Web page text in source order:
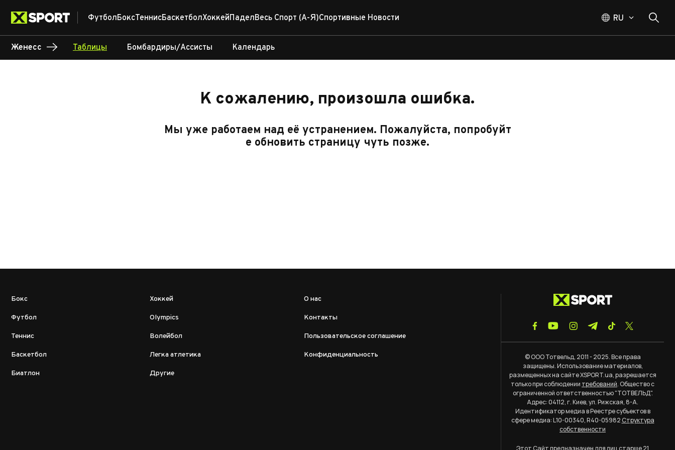
ФутболБоксТеннисБаскетболХоккейПаделВесь Спорт (А-Я)Спортивные Новости RU
Женесс Таблицы Бомбардиры/Ассисты Календарь
К сожалению, произошла ошибка.
Мы уже работаем над её устранением. Пожалуйста, попробуйт
е обновить страницу чуть позже.
Бокс
Футбол
Теннис
Баскетбол
Биатлон
Хоккей
Olympics
Волейбол
Легка атлетика
Другие
О нас
Контакты
Пользовательское соглашение
Конфиденциальность
© ООО Тотвельд, 2011 - 2025. Все права
защищены. Использование материалов,
размещенных на сайте XSPORT.ua, разрешается
только при соблюдении требований. Общество с
ограниченной ответственностью "ТОТВЕЛЬД".
Адрес: 04112, г. Киев, ул. Рижская, 8-А.
Идентификатор медиа в Реестре субъектов в
сфере медиа: L10-00340, R40-05982Структура
собственности
Этот Сайт предназначен для лиц старше 21